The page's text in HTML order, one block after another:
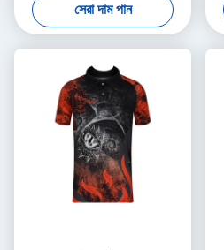
ব্যক্তিগতকৃত
সেরা দাম পান